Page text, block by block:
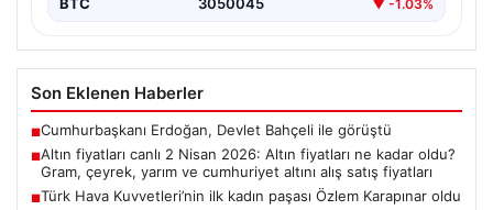
BTC 3050045 ▼ -1.03%
Son Eklenen Haberler
■Cumhurbaşkanı Erdoğan, Devlet Bahçeli ile görüştü
■Altın fiyatları canlı 2 Nisan 2026: Altın fiyatları ne kadar oldu?
Gram, çeyrek, yarım ve cumhuriyet altını alış satış fiyatları
■Türk Hava Kuvvetleri’nin ilk kadın paşası Özlem Karapınar oldu